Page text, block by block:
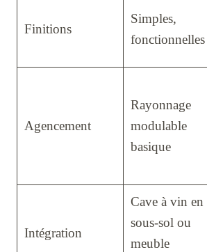
Finitions
Simples,
fonctionnelles
Agencement
Rayonnage
modulable
basique
Intégration
Cave à vin en
sous-sol ou
meuble